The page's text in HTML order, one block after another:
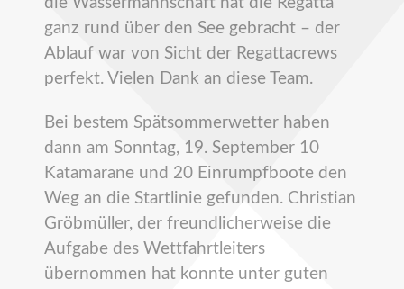
ganz rund über den See gebracht – der
Ablauf war von Sicht der Regattacrews
perfekt. Vielen Dank an diese Team.
Bei bestem Spätsommerwetter haben
dann am Sonntag, 19. September 10
Katamarane und 20 Einrumpfboote den
Weg an die Startlinie gefunden. Christian
Gröbmüller, der freundlicherweise die
Aufgabe des Wettfahrtleiters
übernommen hat konnte unter guten